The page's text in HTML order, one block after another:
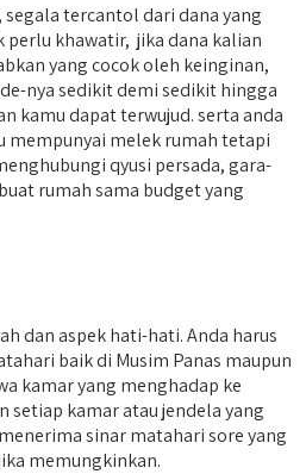
tercantol dari dana yang
khawatir, jika dana kalian
yang cocok oleh keinginan,
nya sedikit demi sedikit hingga
kamu dapat terwujud. serta anda
mempunyai melek rumah tetapi
qyusi persada, gara-
rumah sama budget yang
dan aspek hati-hati. Anda harus
baik di Musim Panas maupun
kamar yang menghadap ke
setiap kamar atau jendela yang
sinar matahari sore yang
memungkinkan.